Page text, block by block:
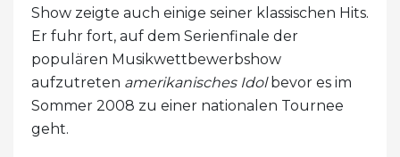
Show zeigte auch einige seiner klassischen Hits.
Er fuhr fort, auf dem Serienfinale der
populären Musikwettbewerbshow
aufzutreten amerikanisches Idolbevor es im
Sommer 2008 zu einer nationalen Tournee
geht.